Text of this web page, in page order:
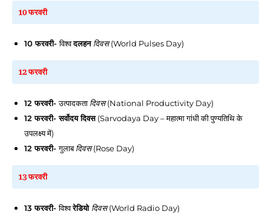
10 फरवरी
10 फरवरी-विश्वदलहन दिवस(World Pulses Day)
12 फरवरी
12 फरवरी-उत्पादकता दिवस(National Productivity Day)
12 फरवरी- सर्वोदय दिवस(Sarvodaya Day – महात्मा गांधी की पुण्यतिथि के
उपलक्ष्य में)
12 फरवरी-गुलाबदिवस(Rose Day)
13 फरवरी
13 फरवरी-विश्वरेडियो दिवस(World Radio Day)